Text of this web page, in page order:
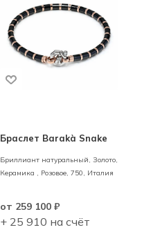
Браслет Barakà Snake
Бриллиант натуральный, Золото,
Керамика ,
Розовое, 750, Италия
от 259 100 ₽
+ 25 910 на счёт